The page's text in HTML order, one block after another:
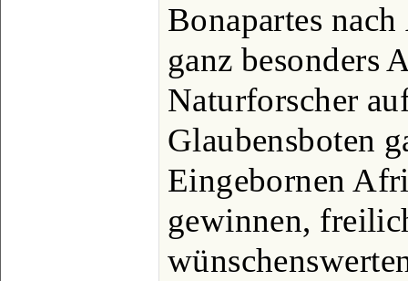
Bonapartes
ganz besonders
Naturforscher
Glaubensboten
Eingebornen
gewinnen,